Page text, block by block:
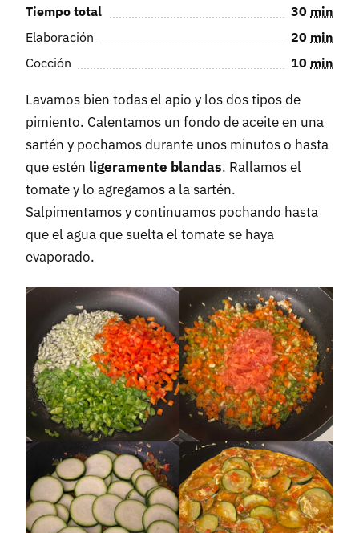
Tiempo total 30 min
Elaboración
20 min
Cocción
10 min
Lavamos bien todas el apio y los dos tipos de
pimiento. Calentamos un fondo de aceite en una
sartén y pochamos durante unos minutos o hasta
que estén ligeramente blandas. Rallamos el
tomate y lo agregamos a la sartén.
Salpimentamos y continuamos pochando hasta
que el agua que suelta el tomate se haya
evaporado.